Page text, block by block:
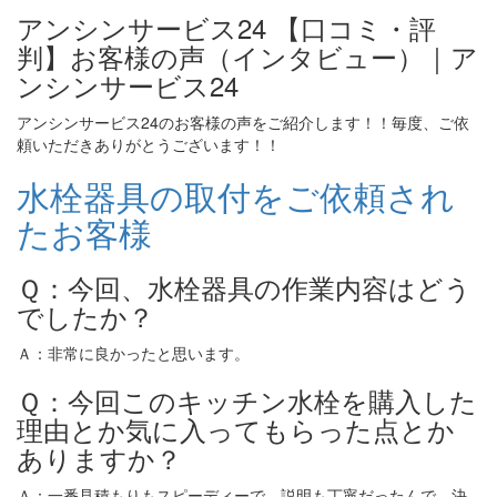
アンシンサービス24 【口コミ・評
判】お客様の声（インタビュー）｜ア
ンシンサービス24
アンシンサービス24のお客様の声をご紹介します！！毎度、ご依
頼いただきありがとうございます！！
水栓器具の取付をご依頼され
たお客様
Ｑ：今回、水栓器具の作業内容はどう
でしたか？
Ａ：非常に良かったと思います。
Ｑ：今回このキッチン水栓を購入した
理由とか気に入ってもらった点とか
ありますか？